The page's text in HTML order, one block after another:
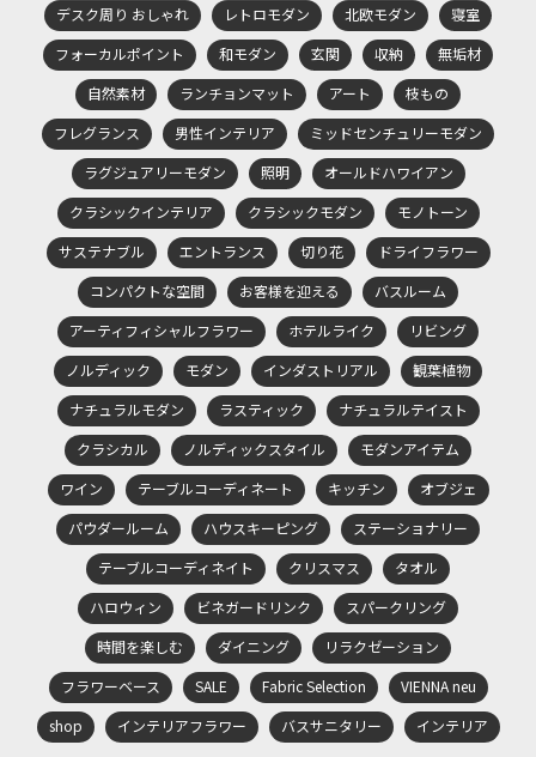
デスク周り おしゃれ レトロモダン 北欧モダン
寝室
フォーカルポイント
和モダン 玄関 収納
無垢材
自然素材
ランチョンマット アート
枝もの
フレグランス
男性インテリア
ミッドセンチュリーモダン
ラグジュアリーモダン
照明
オールドハワイアン
クラシックインテリア
クラシックモダン
モノトーン
サステナブル
エントランス 切り花
ドライフラワー
コンパクトな空間
お客様を迎える
バスルーム
アーティフィシャルフラワー
ホテルライク
リビング
ノルディック
モダン インダストリアル
観葉植物
ナチュラルモダン
ラスティック
ナチュラルテイスト
クラシカル
ノルディックスタイル
モダンアイテム
ワイン
テーブルコーディネート キッチン
オブジェ
パウダールーム
ハウスキーピング
ステーショナリー
テーブルコーディネイト
クリスマス
タオル
ハロウィン
ビネガードリンク
スパークリング
時間を楽しむ
ダイニング
リラクゼーション
フラワーベース
SALE Fabric Selection
VIENNA neu
shop
インテリアフラワー バスサニタリー インテリア